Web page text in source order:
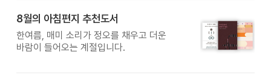
8월의 아침편지 추천도서
한여름, 매미 소리가 정오를 채우고 더운
바람이 들어오는 계절입니다.